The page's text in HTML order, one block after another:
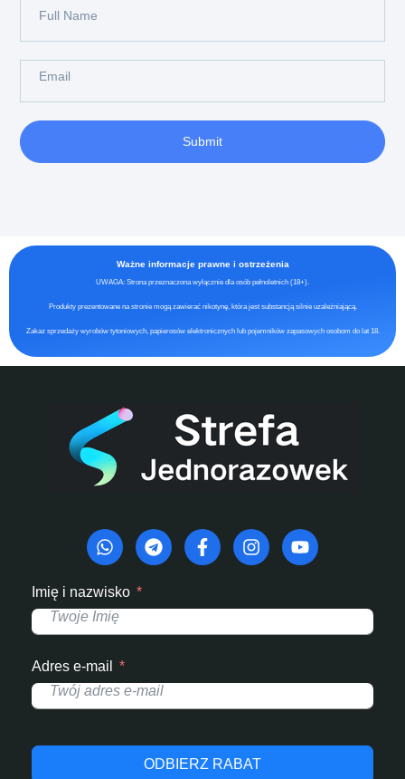
Submit
Ważne informacje prawne i ostrzeżenia
UWAGA: Strona przeznaczona wyłącznie dla osób pełnoletnich (18+).
Produkty prezentowane na stronie mogą zawierać nikotynę, która jest substancją silnie uzależniającą.
Zakaz sprzedaży wyrobów tytoniowych, papierosów elektronicznych lub pojemników zapasowych osobom do lat 18.
Imię i nazwisko
Adres e-mail
ODBIERZ RABAT